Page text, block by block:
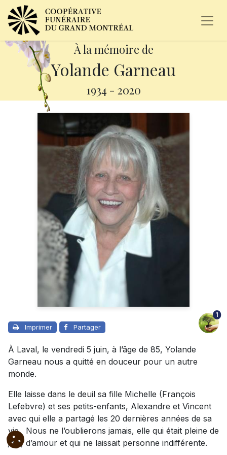
À la mémoire de
Yolande Garneau
1934 - 2020
Imprimer Partager
1
À Laval, le vendredi 5 juin, à l’âge de 85, Yolande
Garneau nous a quitté en douceur pour un autre
monde.
Elle laisse dans le deuil sa fille Michelle (François
Lefebvre) et ses petits-enfants, Alexandre et Vincent
avec qui elle a partagé les 20 dernières années de sa
vie. Nous ne l’oublierons jamais, elle qui était pleine de
joie, d’amour et qui ne laissait personne indifférente.